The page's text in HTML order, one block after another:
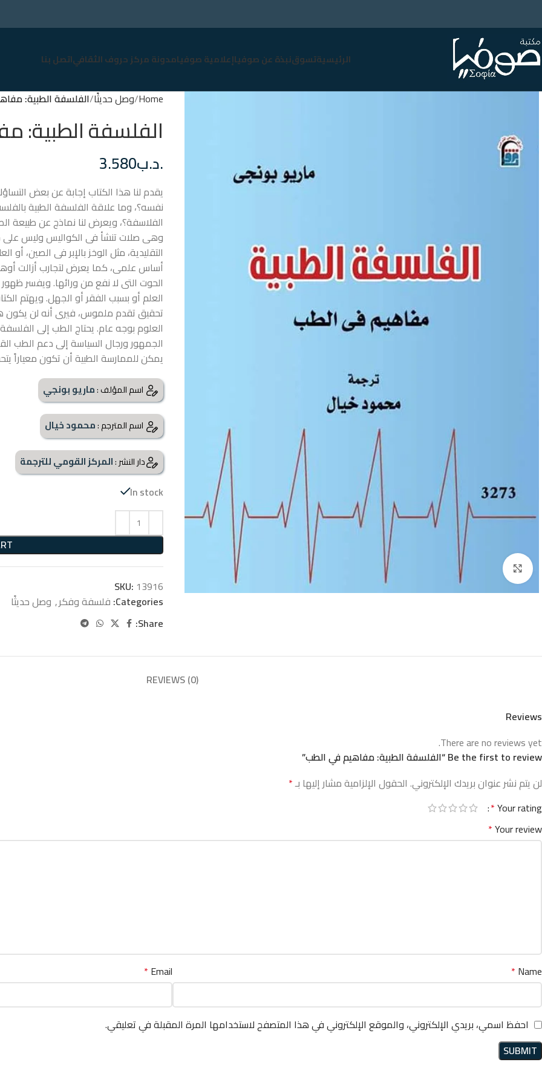
الرئيسيةتسوقنبذة عن صوفياإعلامية صوفيامدونة مركز حروف الثقافياتصل بنا
Click to enlarge
Home وصل حديثًا الفلسفة الطبية:
الفلسفة الطبية:
.د.ب3.580
يقدم لنا هذا الكتاب إجابة عن بعض
نفسه؟، وما علاقة الفلسفة الطبية
الفلاسفة؟، ويعرض لنا نماذج عن طبيعة
وهى صلات تنشأ فى الكواليس وليس
التقليدية، مثل الوخز بالإبر فى الصين، أو
أساس علمى، كما يعرض لتجارب أزالت
الحوت التى لا نفع من ورائها. ويفسر
العلم أو بسبب الفقر أو الجهل. ويهتم
تحقيق تقدم ملموس، فيرى أنه لن يكون
العلوم بوجه عام. يحتاج الطب إلى
الجمهور ورجال السياسة إلى دعم الطب
يمكن للممارسة الطبية أن تكون معياراً
اسم المؤلف :ماريو بونجي
اسم المترجم :محمود خيال
دار النشر :المركز القومي للترجمة
In stock
SKU: 13916
Categories: فلسفة وفكر, وصل حديثًا
Share:
REVIEWS (0)
Reviews
There are no reviews yet.
Be the first to review “الفلسفة الطبية: مفاهيم في الطب”
لن يتم نشر عنوان بريدك الإلكتروني. الحقول الإلزامية مشار إليها بـ*
Your rating
*
Your review
*
Name
*
Email
*
احفظ اسمي، بريدي الإلكتروني، والموقع الإلكتروني في هذا المتصفح لاستخدامها المرة المقبلة في تعليقي.